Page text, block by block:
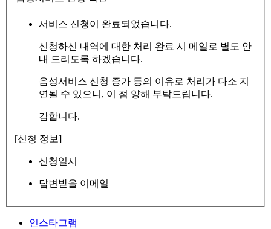
서비스 신청이 완료되었습니다.
신청하신 내역에 대한 처리 완료 시 메일로 별도 안
내 드리도록 하겠습니다.
음성서비스 신청 증가 등의 이유로 처리가 다소 지
연될 수 있으니, 이 점 양해 부탁드립니다.
감합니다.
[신청 정보]
신청일시
답변받을 이메일
인스타그램